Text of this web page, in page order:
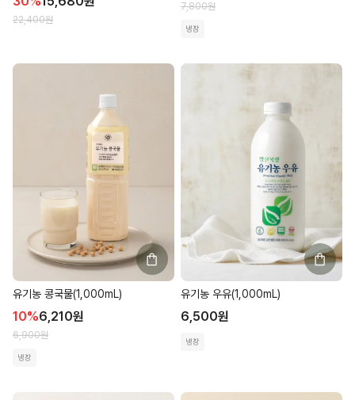
22,400원
7,800원
냉장
유기농 콩국물(1,000mL)
10%6,210원
6,900원
냉장
유기농 우유(1,000mL)
6,500원
냉장